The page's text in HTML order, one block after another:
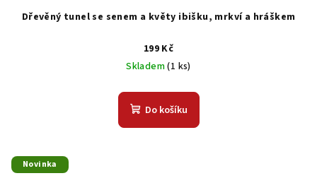
Dřevěný tunel se senem a květy ibišku, mrkví a hráškem
199 Kč
Skladem(1 ks)
Do košíku
Novinka